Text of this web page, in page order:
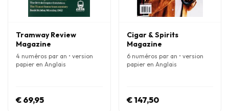
Tramway Review
Magazine
4 numéros par an • version
papier en Anglais
€ 69,95
Cigar & Spirits
Magazine
6 numéros par an • version
papier en Anglais
€ 147,50